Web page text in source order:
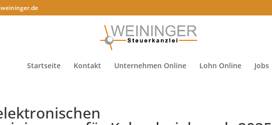
Startseite Kontakt Unternehmen Online Lohn Online Jobs